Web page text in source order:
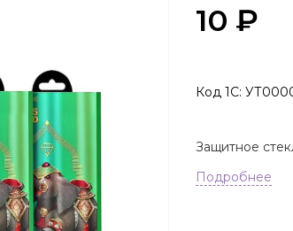
10 ₽
Код 1С:
Защитное
Подробнее